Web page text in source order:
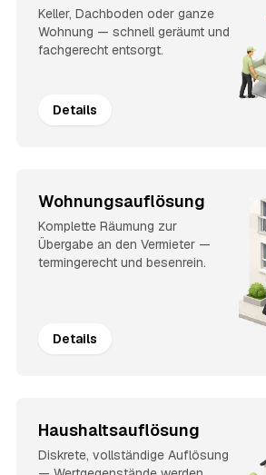
Keller, Dachboden oder ganze
Wohnung — schnell geräumt und
fachgerecht entsorgt.
Details
Wohnungsauflösung
Komplette Räumung zur
Übergabe an den Vermieter —
termingerecht und besenrein.
Details
Haushaltsauflösung
Diskrete, vollständige Auflösung